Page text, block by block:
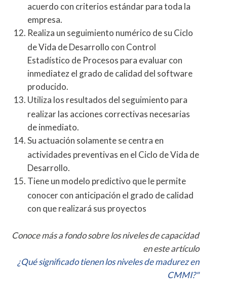
acuerdo con criterios estándar para toda la
empresa.
Realiza un seguimiento numérico de su Ciclo
de Vida de Desarrollo con Control
Estadístico de Procesos para evaluar con
inmediatez el grado de calidad del software
producido.
Utiliza los resultados del seguimiento para
realizar las acciones correctivas necesarias
de inmediato.
Su actuación solamente se centra en
actividades preventivas en el Ciclo de Vida de
Desarrollo.
Tiene un modelo predictivo que le permite
conocer con anticipación el grado de calidad
con que realizará sus proyectos
Conoce más a fondo sobre los niveles de capacidad
en este artículo
¿Qué significado tienen los niveles de madurez en
CMMI?"